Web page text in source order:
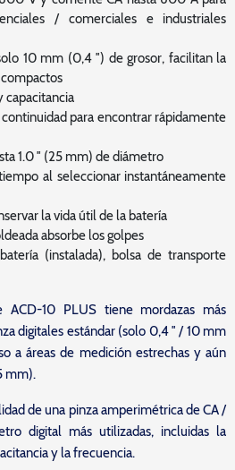
/ comerciales e industriales
10 mm (0,4 ″) de grosor, facilitan la
capacitancia
para encontrar rápidamente
1.0 ″ (25 mm) de diámetro
al seleccionar instantáneamente
la vida útil de la batería
absorbe los golpes
(instalada), bolsa de transporte
10 PLUS tiene mordazas más
digitales estándar (solo 0,4 ″ / 10 mm
a áreas de medición estrechas y aún
mm).
de una pinza amperimétrica de CA /
digital más utilizadas, incluidas la
y la frecuencia.